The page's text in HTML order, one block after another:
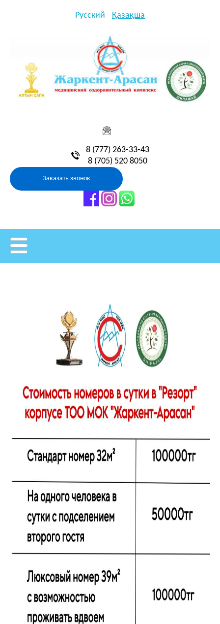
Русский Қазақша
8 (777) 263-33-43
8 (705) 520 8050
Заказать звонок